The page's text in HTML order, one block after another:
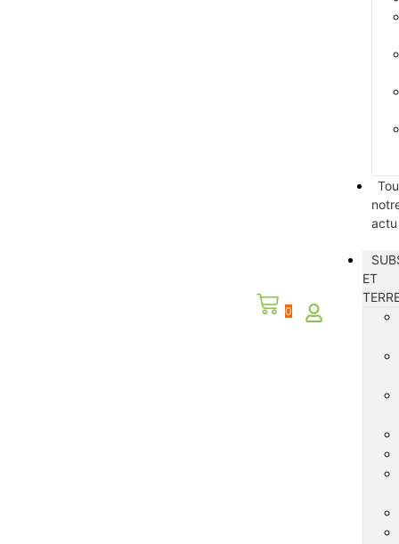
0
actu
ET